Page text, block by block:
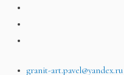
granit-art.pavel@yandex.ru